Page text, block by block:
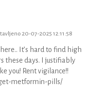
20-07-2025 12:11:58
It’s hard to find high
these days. I justifiably
you! Rent vigilance!!
metformin-pills/